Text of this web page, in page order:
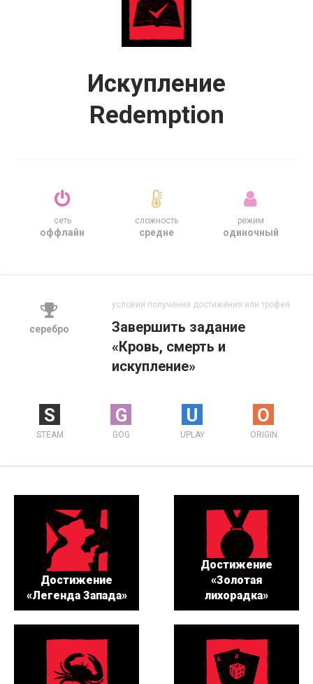
Искупление
Redemption
сеть
оффлайн
сложность
средне
режим
одиночный
серебро
условия получения достижения или трофея
Завершить задание
«Кровь, смерть и
искупление»
S
STEAM
G
GOG
U
UPLAY
O
ORIGIN
Достижение
«Легенда Запада»
Достижение
«Золотая
лихорадка»